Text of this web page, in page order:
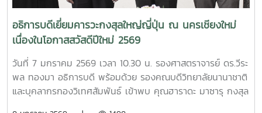
Honorary Consulate in Chiang Mai to greet Honorary
Consul Jakarin Wangviwat on the occasion on New
Year Festival 2026 and to discuss the academic
connections between Maejo University and Canadian
education.
อธิการบดีเยี่ยมคารวะกงสุลใหญ่ญี่ปุ่น ณ นครเชียงใหม่
เนื่องในโอกาสสวัสดีปีใหม่ 2569
วันที่ 7 มกราคม 2569 เวลา 10.30 น. รองศาสตราจารย์ ดร.วีระ
พล ทองมา อธิการบดี พร้อมด้วย รองคณบดีวิทยาลัยนานาชาติ
และบุคลากรกองวิเทศสัมพันธ์ เข้าพบ คุณฮาราดะ มาซารุ กงสุล